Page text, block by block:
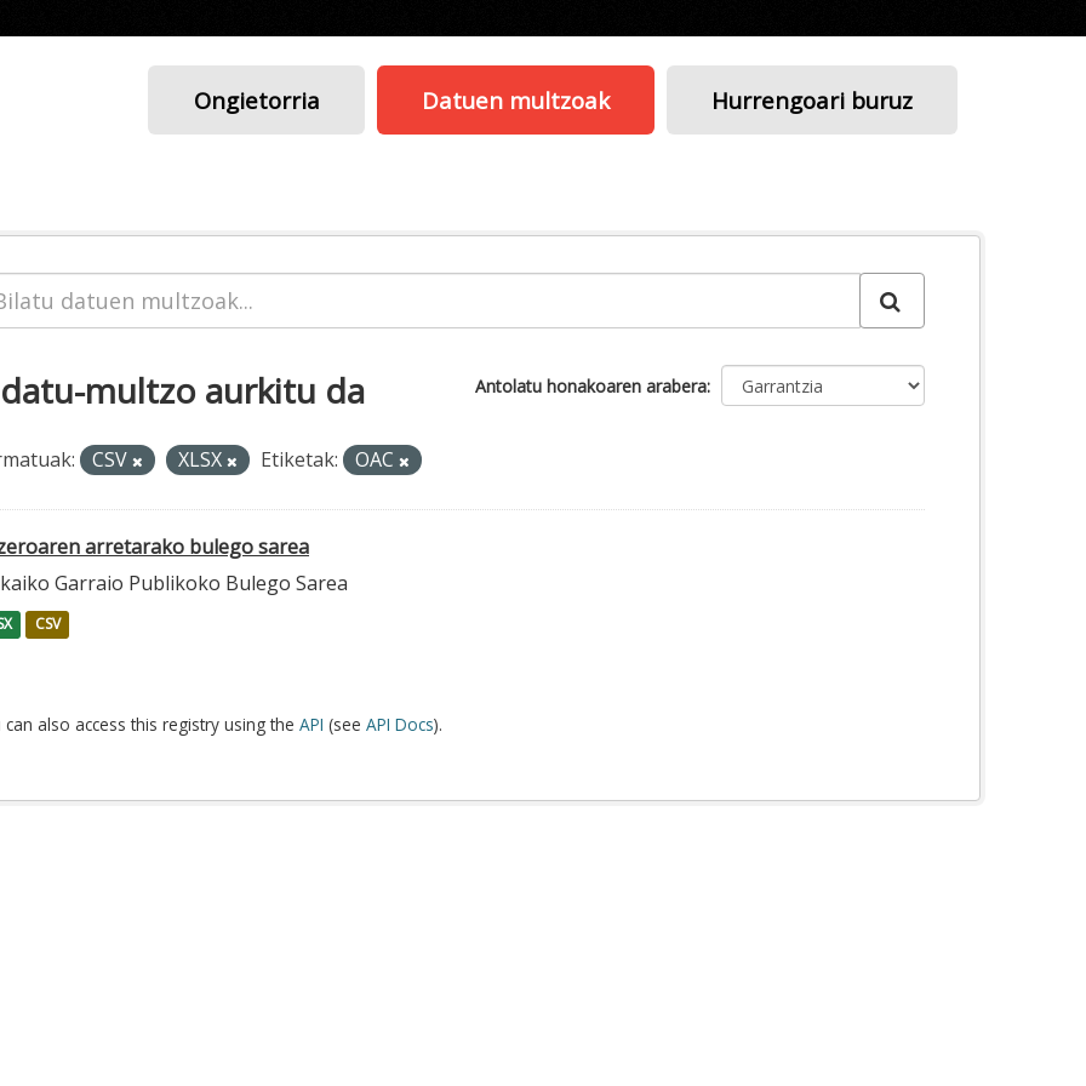
Ongietorria Datuen multzoak Hurrengoari buruz
Antolatu honakoaren arabera
multzo aurkitu da
CSV XLSX Etiketak: OAC
arretarako bulego sarea
Garraio Publikoko Bulego Sarea
CSV
can also access this registry using the API (see API Docs).